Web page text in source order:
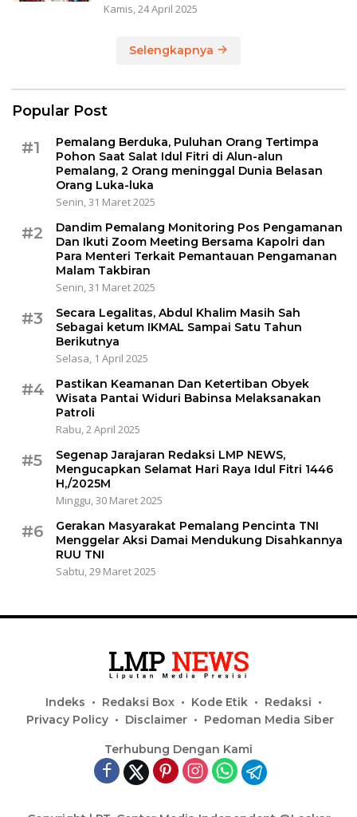
Kamis, 24 April 2025
Selengkapnya
Popular Post
#1
Pemalang Berduka, Puluhan Orang Tertimpa
Pohon Saat Salat Idul Fitri di Alun-alun
Pemalang, 2 Orang meninggal Dunia Belasan
Orang Luka-luka
Senin, 31 Maret 2025
#2
Dandim Pemalang Monitoring Pos Pengamanan
Dan Ikuti Zoom Meeting Bersama Kapolri dan
Para Menteri Terkait Pemantauan Pengamanan
Malam Takbiran
Senin, 31 Maret 2025
#3
Secara Legalitas, Abdul Khalim Masih Sah
Sebagai ketum IKMAL Sampai Satu Tahun
Berikutnya
Selasa, 1 April 2025
#4
Pastikan Keamanan Dan Ketertiban Obyek
Wisata Pantai Widuri Babinsa Melaksanakan
Patroli
Rabu, 2 April 2025
#5
Segenap Jarajaran Redaksi LMP NEWS,
Mengucapkan Selamat Hari Raya Idul Fitri 1446
H,/2025M
Minggu, 30 Maret 2025
#6
Gerakan Masyarakat Pemalang Pencinta TNI
Menggelar Aksi Damai Mendukung Disahkannya
RUU TNI
Sabtu, 29 Maret 2025
Indeks Redaksi Box Kode Etik
Redaksi
Privacy Policy
Disclaimer Pedoman Media Siber
Terhubung Dengan Kami